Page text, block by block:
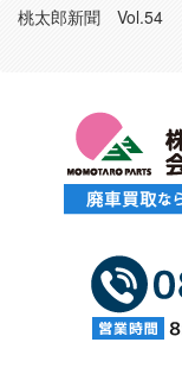
桃太郎新聞 Vol.54